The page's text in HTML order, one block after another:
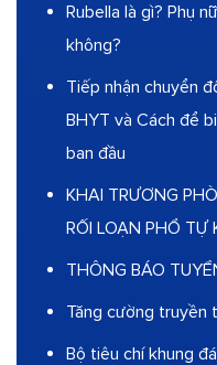
Rubella là gì? Phụ
không?
Tiếp nhận chuyển
BHYT và Cách để
ban đầu
KHAI TRƯƠNG
RỐI LOẠN PHỔ TỰ
THÔNG BÁO
Tăng cường
Bộ tiêu chí khung